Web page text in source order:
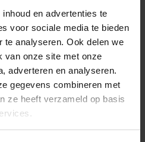
en advertenties te
voor sociale media te bieden
te analyseren. Ook delen we
van onze site met onze
adverteren en analyseren.
gegevens combineren met
ze heeft verzameld op basis